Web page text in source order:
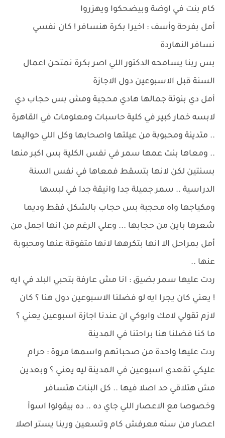
كام بنت في اوضة وبيضحكوا ويهزروا
أمل بفرحة وأسف : اخيرا بكرة هنسافر ! كان نفسي
نسافر النهاردة
بس ربنا يسامحه الدكتور اللي اصر بكرة نمتحن اعمال
السنة قبل الاسبوعين دول الاجازة
أمل دي بنوتة جمالها هادي محجبة ومش بس حجاب دي
لابسه خمار كبير في كلية حاسبات ومعلومات في القاهرة
.. متدينة ومحبوبة من عيلتها واصحابها وكل اللي حواليها
.. ومعاها بنت عمها سمر في نفس الكلية بس اكبر منها
بسنتين لكن لانها بتسقط فمعاها في نفس السنة
الدراسية .. سمر جميلة جدا وانيقة جدا في لبسها
ومكياجها واه محجبة بس حجاب بالشكل فقط وديما
شعرها باين من حجابها ... وعلي الرغم من انها اجمل من
أمل بمراحل الا انها بتكرهها لانها متفوقة عنها ومحبوبة
عنها ..
ردت عليها سمر بضيق : انا مش عارفة بتحبي البلد في ايه
! يعني كان يجرا ايه لو فضلنا الاسبوعين دول هنا ؟ كان
لازم تقولي لامك وابوكي ان عندنا اجازة اسبوعين يعني ؟
ما كنا فضلنا هنا براحتنا في المدينة
ردت عليها واحدة من صحباتهم واسمها مروة : حرام
عليكي تقعدي اسبوعين في المدينة ليه يعني ؟ وبعدين
مش هتلاقي حد اصلا فيها .. كل البنات هتسافر
وخصوصا مع الاعصار اللي جاي ده .. ده بيقولوا اسوأ
اعصار من سنه معرفش كام وتسعين وربنا يستر اصلا